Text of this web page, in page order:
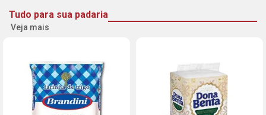
Tudo para sua padaria
Veja mais